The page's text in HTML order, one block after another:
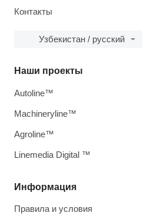
Контакты
Узбекистан / русский
Информация
Правила и условия
Наши проекты
Autoline™
Machineryline™
Agroline™
Linemedia Digital ™